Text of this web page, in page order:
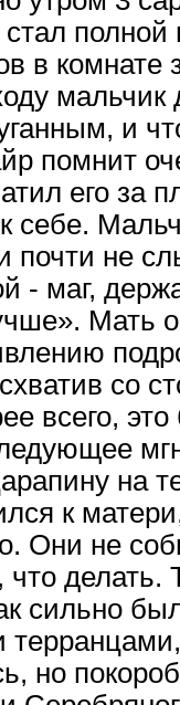
стал
в
мальчик
и
помнит
его
себе.
почти не
- маг,
Мать
со
всего,
на
к
Они не
что
сильно
но